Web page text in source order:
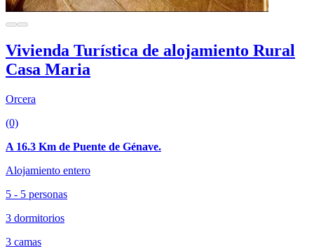
Vivienda Turística de alojamiento Rural
Casa Maria
Orcera
(0)
A 16.3 Km de Puente de Génave.
Alojamiento entero
5 - 5 personas
3 dormitorios
3 camas